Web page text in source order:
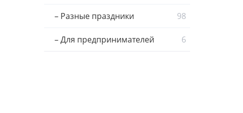
– Разные праздники 98
– Для предпринимателей 6